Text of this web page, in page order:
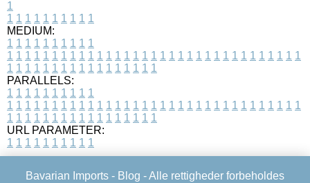
1
1 1 1 1 1 1 1 1 1 1
MEDIUM:
1 1 1 1 1 1 1 1 1 1
1 1 1 1 1 1 1 1 1 1 1 1 1 1 1 1 1 1 1 1 1 1 1 1 1 1 1 1 1 1 1 1 1
1 1 1 1 1 1 1 1 1 1 1 1 1 1 1 1 1
PARALLELS:
1 1 1 1 1 1 1 1 1 1
1 1 1 1 1 1 1 1 1 1 1 1 1 1 1 1 1 1 1 1 1 1 1 1 1 1 1 1 1 1 1 1 1
1 1 1 1 1 1 1 1 1 1 1 1 1 1 1 1 1
URL PARAMETER:
1 1 1 1 1 1 1 1 1 1
Bavarian Imports - Blog - Alle rettigheder forbeholdes